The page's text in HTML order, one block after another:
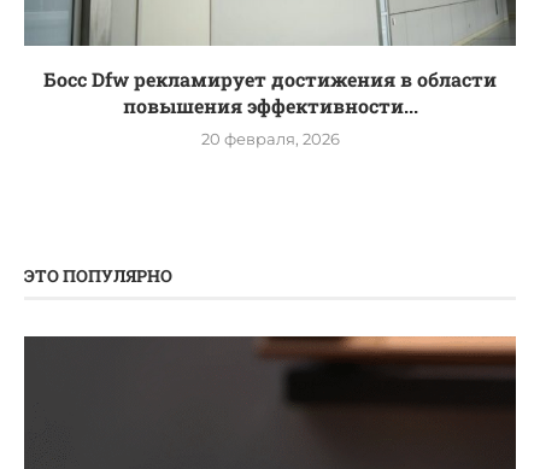
Босс Dfw рекламирует достижения в области
повышения эффективности...
20 февраля, 2026
ЭТО ПОПУЛЯРНО